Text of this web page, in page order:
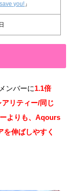
save you! 」
ンバーに1.1倍
アリティー/同じ
よりも、Aqours
を伸ばしやすく